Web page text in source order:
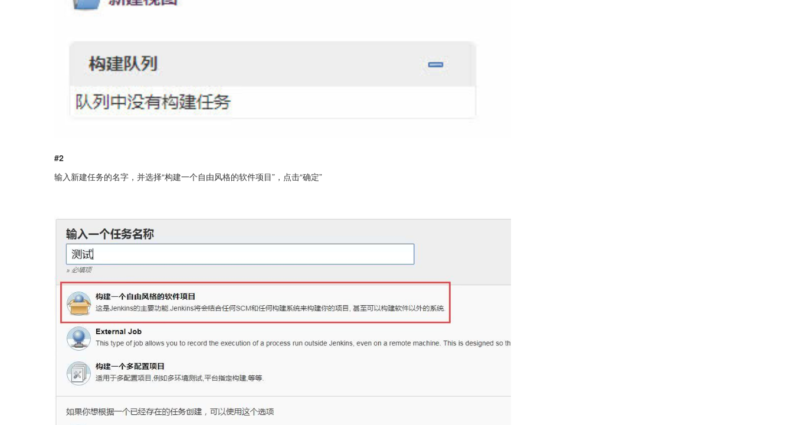
#2
输入新建任务的名字，并选择“构建一个自由风格的软件项目”，点击“确定”